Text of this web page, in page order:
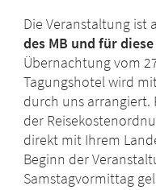
Die Veranstaltung ist a
des MB und für
Übernachtung vom
Tagungshotel wird
durch uns arrangiert.
der
direkt mit Ihrem
Beginn der
Samstagvormittag